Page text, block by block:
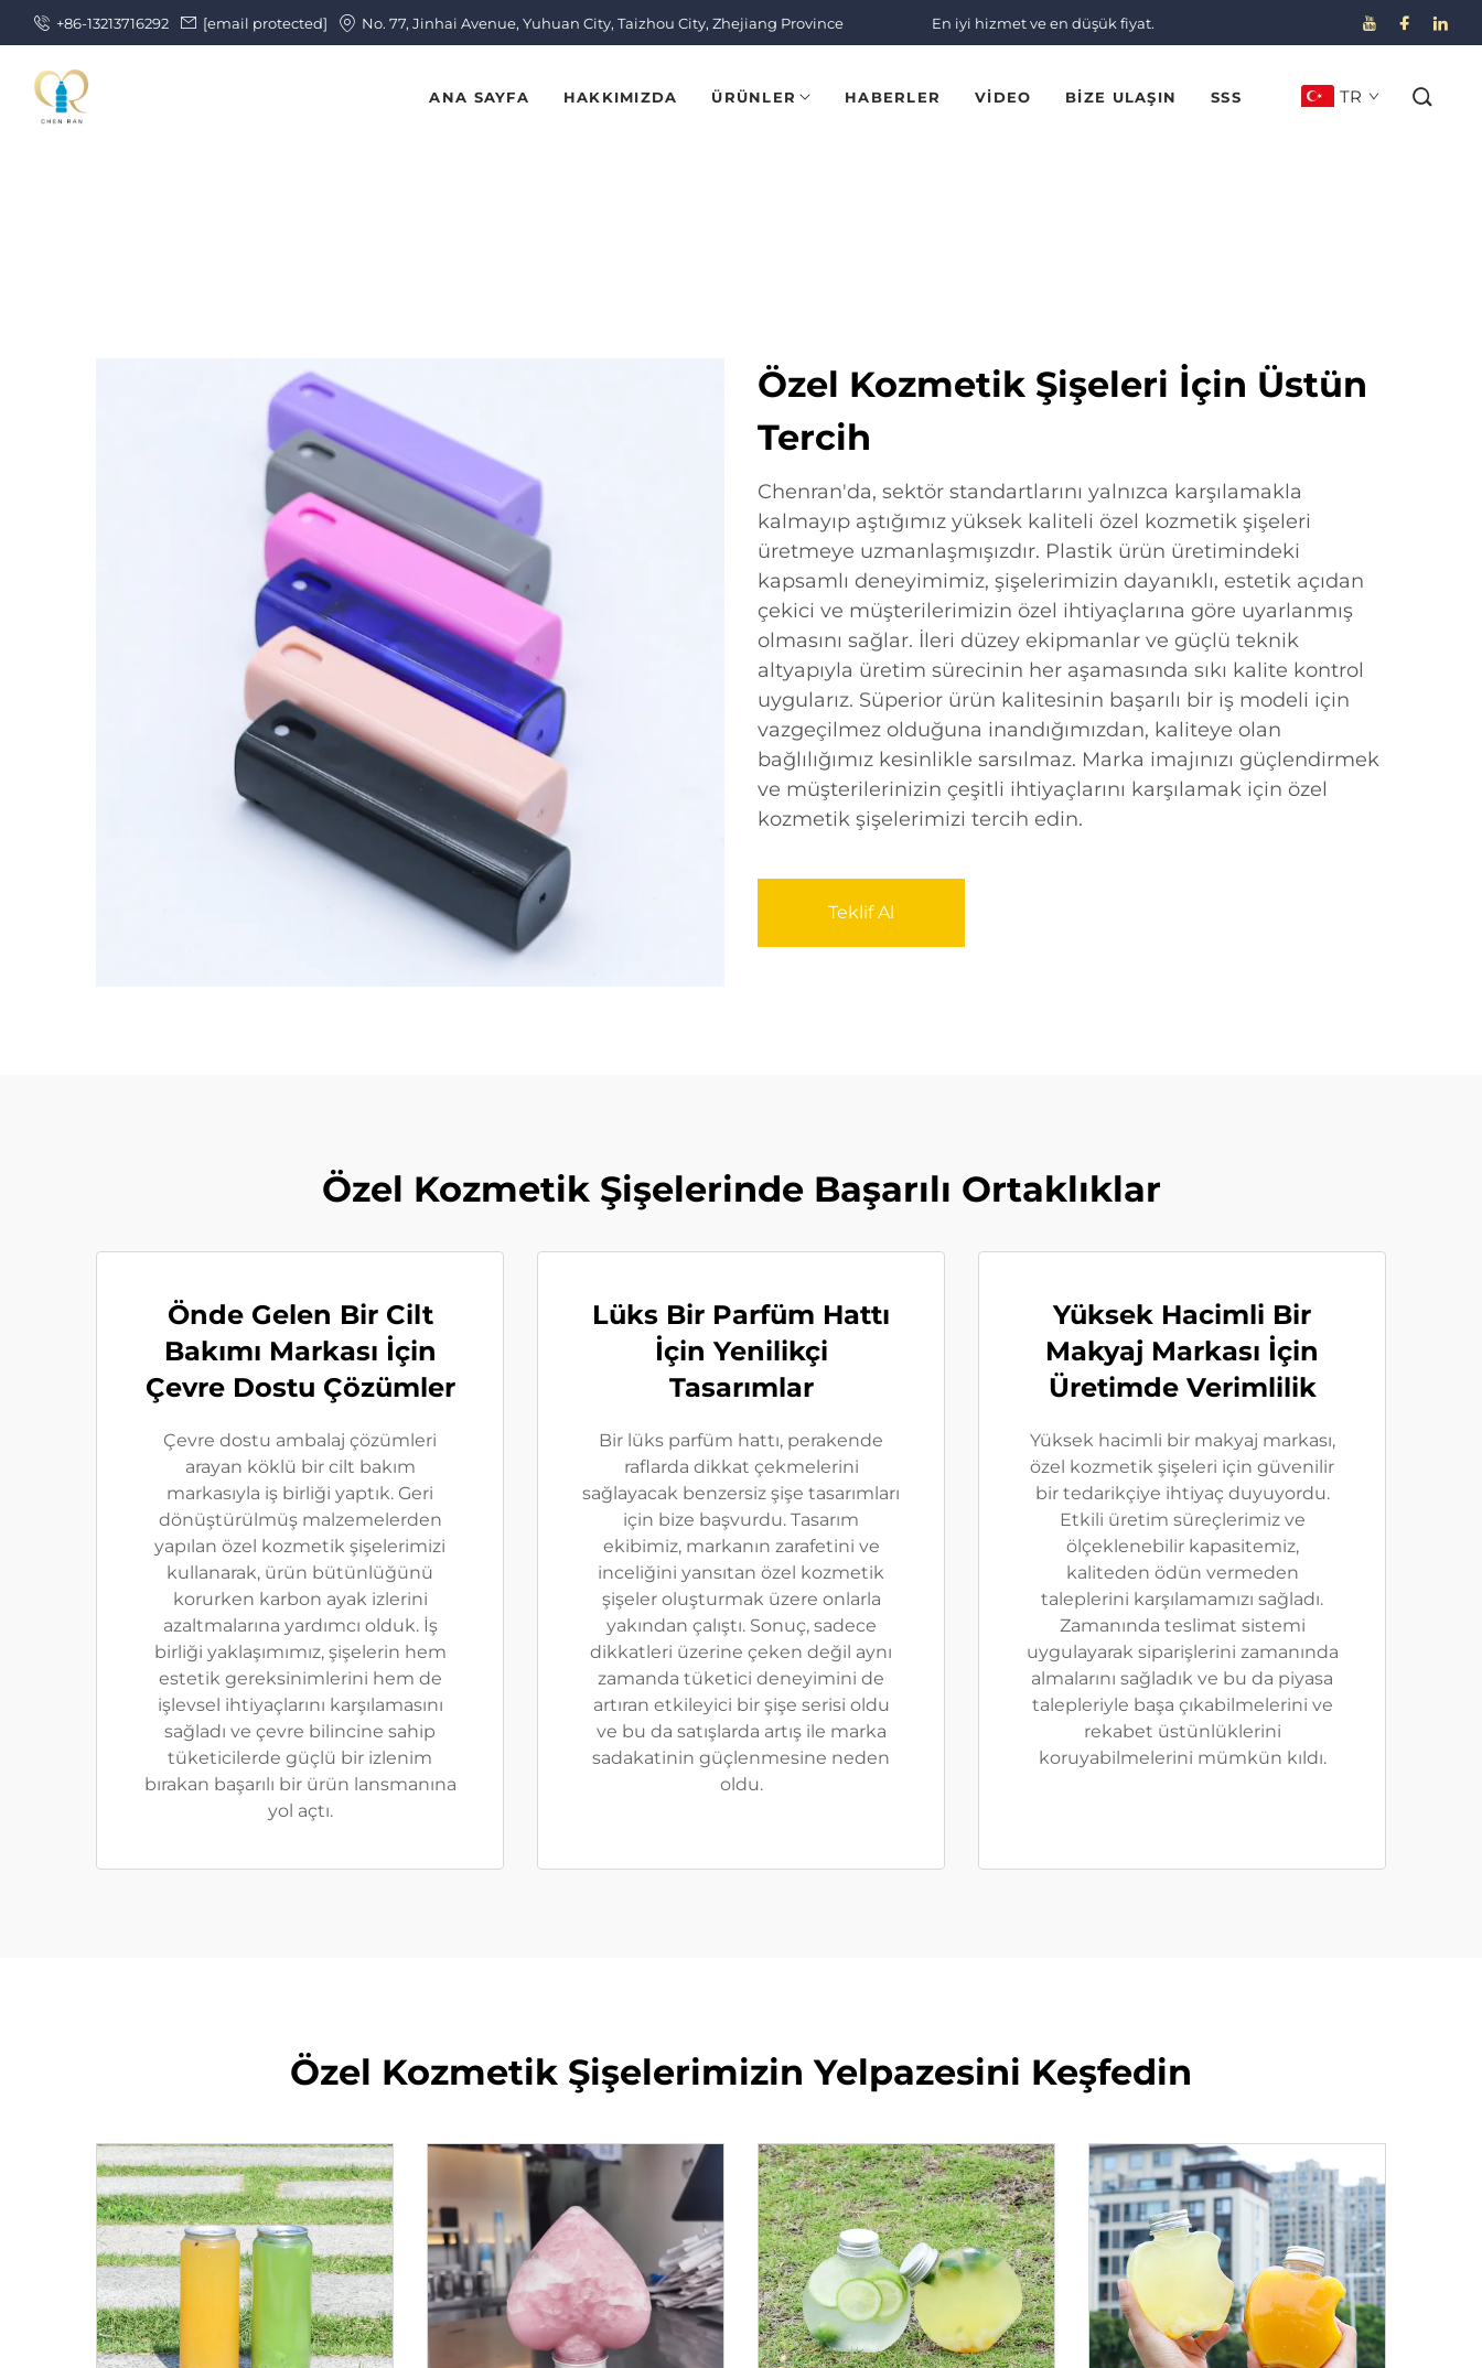
+86-13213716292 [email protected] No. 77, Jinhai Avenue, Yuhuan City, Taizhou City, Zhejiang Province En iyi hizmet ve en düşük fiyat.
ANA SAYFA HAKKIMIZDA ÜRÜNLER HABERLER VIDEO BIZE ULAŞIN SSS TR
Özel Kozmetik Şişeleri İçin Üstün
Tercih
Chenran'da, sektör standartlarını yalnızca karşılamakla
kalmayıp aştığımız yüksek kaliteli özel kozmetik şişeleri
üretmeye uzmanlaşmışızdır. Plastik ürün üretimindeki
kapsamlı deneyimimiz, şişelerimizin dayanıklı, estetik açıdan
çekici ve müşterilerimizin özel ihtiyaçlarına göre uyarlanmış
olmasını sağlar. İleri düzey ekipmanlar ve güçlü teknik
altyapıyla üretim sürecinin her aşamasında sıkı kalite kontrol
uygularız. Süperior ürün kalitesinin başarılı bir iş modeli için
vazgeçilmez olduğuna inandığımızdan, kaliteye olan
bağlılığımız kesinlikle sarsılmaz. Marka imajınızı güçlendirmek
ve müşterilerinizin çeşitli ihtiyaçlarını karşılamak için özel
kozmetik şişelerimizi tercih edin.
Teklif Al
Özel Kozmetik Şişelerinde Başarılı Ortaklıklar
Önde Gelen Bir Cilt
Bakımı Markası İçin
Çevre Dostu Çözümler
Çevre dostu ambalaj çözümleri
arayan köklü bir cilt bakım
markasıyla iş birliği yaptık. Geri
dönüştürülmüş malzemelerden
yapılan özel kozmetik şişelerimizi
kullanarak, ürün bütünlüğünü
korurken karbon ayak izlerini
azaltmalarına yardımcı olduk. İş
birliği yaklaşımımız, şişelerin hem
estetik gereksinimlerini hem de
işlevsel ihtiyaçlarını karşılamasını
sağladı ve çevre bilincine sahip
tüketicilerde güçlü bir izlenim
bırakan başarılı bir ürün lansmanına
yol açtı.
Lüks Bir Parfüm Hattı
İçin Yenilikçi
Tasarımlar
Bir lüks parfüm hattı, perakende
raflarda dikkat çekmelerini
sağlayacak benzersiz şişe tasarımları
için bize başvurdu. Tasarım
ekibimiz, markanın zarafetini ve
inceliğini yansıtan özel kozmetik
şişeler oluşturmak üzere onlarla
yakından çalıştı. Sonuç, sadece
dikkatleri üzerine çeken değil aynı
zamanda tüketici deneyimini de
artıran etkileyici bir şişe serisi oldu
ve bu da satışlarda artış ile marka
sadakatinin güçlenmesine neden
oldu.
Yüksek Hacimli Bir
Makyaj Markası İçin
Üretimde Verimlilik
Yüksek hacimli bir makyaj markası,
özel kozmetik şişeleri için güvenilir
bir tedarikçiye ihtiyaç duyuyordu.
Etkili üretim süreçlerimiz ve
ölçeklenebilir kapasitemiz,
kaliteden ödün vermeden
taleplerini karşılamamızı sağladı.
Zamanında teslimat sistemi
uygulayarak siparişlerini zamanında
almalarını sağladık ve bu da piyasa
talepleriyle başa çıkabilmelerini ve
rekabet üstünlüklerini
koruyabilmelerini mümkün kıldı.
Özel Kozmetik Şişelerimizin Yelpazesini Keşfedin